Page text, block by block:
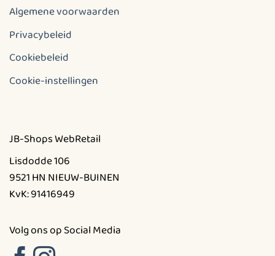
Algemene voorwaarden
Privacybeleid
Cookiebeleid
Cookie-instellingen
JB-Shops WebRetail
Lisdodde 106
9521 HN NIEUW-BUINEN
KvK: 91416949
Volg ons op Social Media